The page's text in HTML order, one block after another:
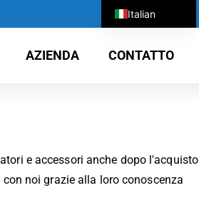
AZIENDA CONTATTO
e accessori anche dopo l'acquisto
noi grazie alla loro conoscenza
Italian
German
Russian
Portuguese